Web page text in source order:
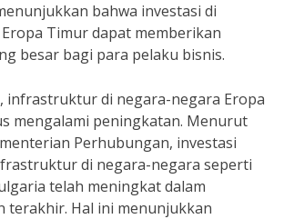
bahwa investasi di
Timur dapat memberikan
besar bagi para pelaku bisnis.
infrastruktur di negara-negara Eropa
mengalami peningkatan. Menurut
Perhubungan, investasi
di negara-negara seperti
telah meningkat dalam
terakhir. Hal ini menunjukkan